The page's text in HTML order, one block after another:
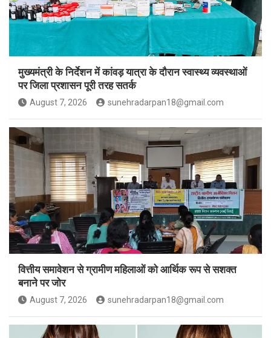
मुख्यमंत्री के निर्देशन में कांवड़ यात्रा के दौरान स्वास्थ्य व्यवस्थाओं
पर जिला प्रशासन पूरी तरह सतर्क
August 7, 2026 sunehradarpan18@gmail.com
वित्तीय समावेशन से ग्रामीण महिलाओं को आर्थिक रूप से सशक्त
बनाने पर जोर
August 7, 2026 sunehradarpan18@gmail.com